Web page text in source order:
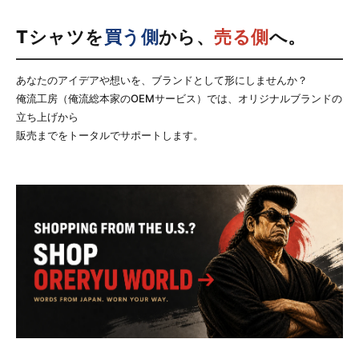
Tシャツを買う側から、売る側へ。
あなたのアイデアや想いを、ブランドとして形にしませんか？
俺流工房（俺流総本家のOEMサービス）では、オリジナルブランドの
立ち上げから
販売までをトータルでサポートします。